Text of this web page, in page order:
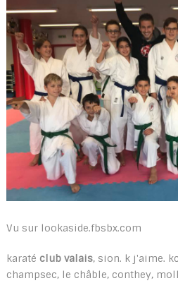
Vu sur lookaside.fbsbx.com
karaté club valais, sion. k j'aime. kc
champsec, le châble, conthey,